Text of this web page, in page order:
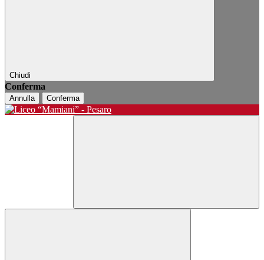
Chiudi
Conferma
Annulla Conferma